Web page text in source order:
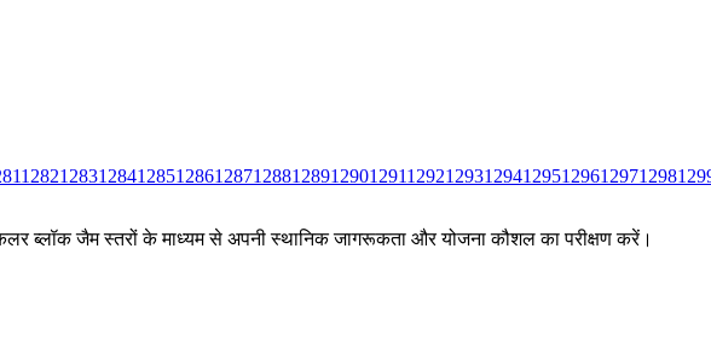
12821283128412851286128712881289129012911292129312941295129612971298
ब्लॉक जैम स्तरों के माध्यम से अपनी स्थानिक जागरूकता और योजना कौशल का परीक्षण करें।